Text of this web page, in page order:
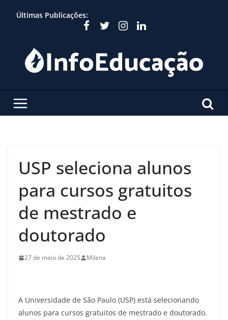
Últimas Publicações:
USP seleciona alunos
para cursos gratuitos
de mestrado e
doutorado
27 de maio de 2025 Milena
A Universidade de São Paulo (USP) está selecionando
alunos para cursos gratuitos de mestrado e doutorado.